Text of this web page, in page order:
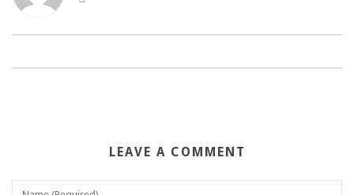
LEAVE A COMMENT